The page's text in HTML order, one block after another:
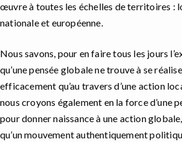
œuvre à toutes les échelles de territoires :
nationale et européenne.
Nous savons, pour en faire tous les jours
qu’une pensée globale ne trouve à se
efficacement qu’au travers d’une action
nous croyons également en la force d’une
pour donner naissance à une action
qu’un mouvement authentiquement